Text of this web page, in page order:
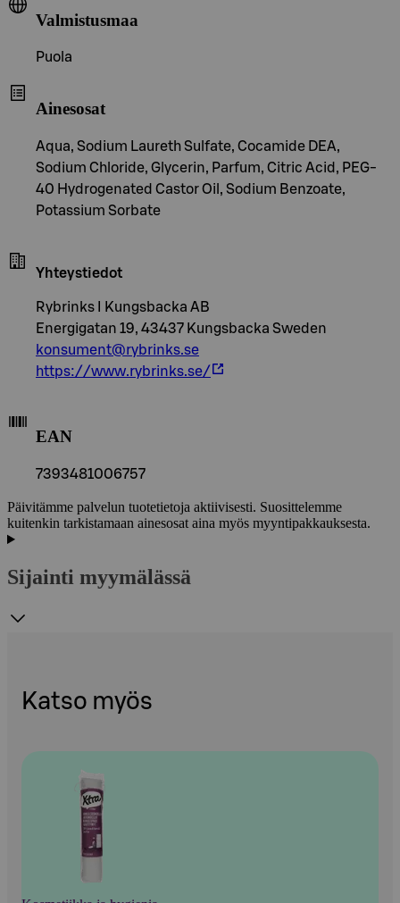
Valmistusmaa
Puola
Ainesosat
Aqua, Sodium Laureth Sulfate, Cocamide DEA,
Sodium Chloride, Glycerin, Parfum, Citric Acid, PEG-
40 Hydrogenated Castor Oil, Sodium Benzoate,
Potassium Sorbate
Yhteystiedot
Rybrinks I Kungsbacka AB
Energigatan 19, 43437 Kungsbacka Sweden
konsument@rybrinks.se
https://www.rybrinks.se/
EAN
7393481006757
Päivitämme palvelun tuotetietoja aktiivisesti. Suosittelemme
kuitenkin tarkistamaan ainesosat aina myös myyntipakkauksesta.
Sijainti myymälässä
Katso myös